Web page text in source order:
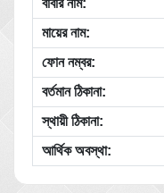
বাবার নাম:
মায়ের নাম:
ফোন নম্বর:
বর্তমান ঠিকানা:
স্থায়ী ঠিকানা:
আর্থিক অবস্থা: